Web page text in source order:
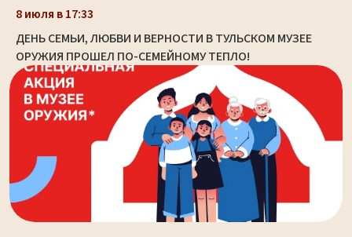
8 июля в 17:33
ДЕНЬ СЕМЬИ, ЛЮБВИ И ВЕРНОСТИ В ТУЛЬСКОМ МУЗЕЕ
ОРУЖИЯ ПРОШЕЛ ПО-СЕМЕЙНОМУ ТЕПЛО!